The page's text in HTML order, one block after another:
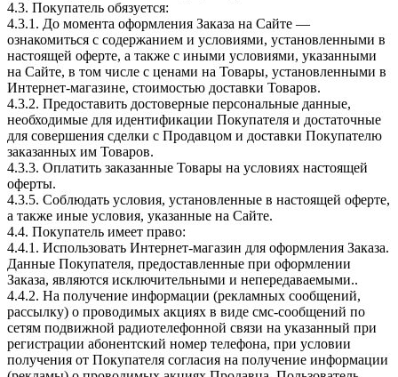
4.3. Покупатель обязуется:
4.3.1. До момента оформления Заказа на Сайте —
ознакомиться с содержанием и условиями, установленными в
настоящей оферте, а также с иными условиями, указанными
на Сайте, в том числе с ценами на Товары, установленными в
Интернет-магазине, стоимостью доставки Товаров.
4.3.2. Предоставить достоверные персональные данные,
необходимые для идентификации Покупателя и достаточные
для совершения сделки с Продавцом и доставки Покупателю
заказанных им Товаров.
4.3.3. Оплатить заказанные Товары на условиях настоящей
оферты.
4.3.5. Соблюдать условия, установленные в настоящей оферте,
а также иные условия, указанные на Сайте.
4.4. Покупатель имеет право:
4.4.1. Использовать Интернет-магазин для оформления Заказа.
Данные Покупателя, предоставленные при оформлении
Заказа, являются исключительными и непередаваемыми..
4.4.2. На получение информации (рекламных сообщений,
рассылку) о проводимых акциях в виде смс-сообщений по
сетям подвижной радиотелефонной связи на указанный при
регистрации абонентский номер телефона, при условии
получения от Покупателя согласия на получение информации